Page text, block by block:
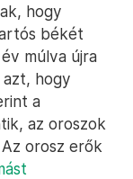
hogy
békét
múlva újra
azt, hogy
a
az oroszok
orosz erők